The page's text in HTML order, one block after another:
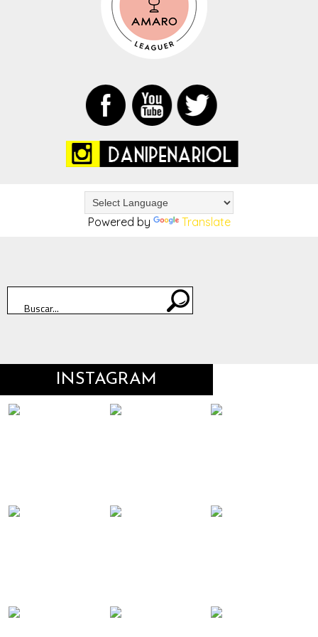
Powered by Translate
INSTAGRAM